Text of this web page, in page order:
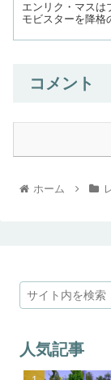
エンリク・マスは
モビスターを降格
コメント
ホーム
人気記事